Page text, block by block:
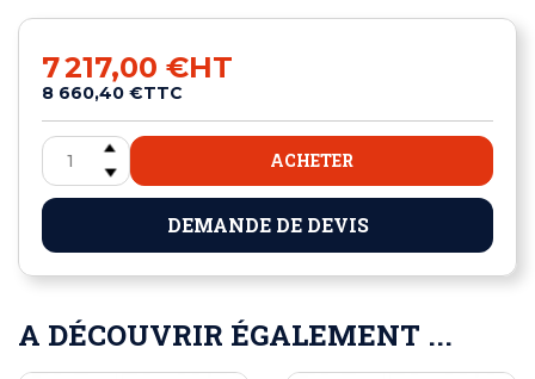
7 217,00 €HT
8 660,40 €TTC
ACHETER
DEMANDE DE DEVIS
A DÉCOUVRIR ÉGALEMENT ...